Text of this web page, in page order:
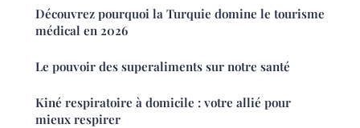
Découvrez pourquoi la Turquie domine le tourisme
médical en 2026
Le pouvoir des superaliments sur notre santé
Kiné respiratoire à domicile : votre allié pour
mieux respirer